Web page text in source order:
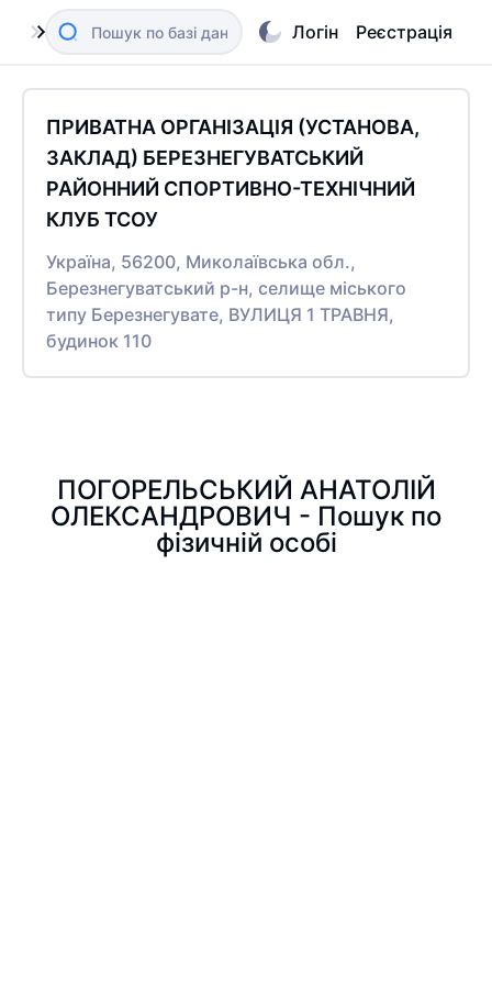
Логін Реєстрація
ПРИВАТНА ОРГАНІЗАЦІЯ (УСТАНОВА,
ЗАКЛАД) БЕРЕЗНЕГУВАТСЬКИЙ
РАЙОННИЙ СПОРТИВНО-ТЕХНІЧНИЙ
КЛУБ ТСОУ
Україна, 56200, Миколаївська обл.,
Березнегуватський р-н, селище міського
типу Березнегувате, ВУЛИЦЯ 1 ТРАВНЯ,
будинок 110
ПОГОРЕЛЬСЬКИЙ АНАТОЛІЙ
ОЛЕКСАНДРОВИЧ - Пошук по
фізичній особі